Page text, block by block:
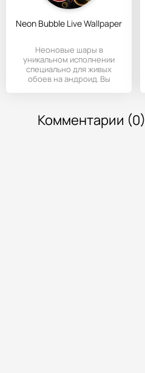
Neon Bubble Live Wallpaper
Неоновые шары в
уникальном исполнении
специально для живых
обоев на андроид. Вы
Комментарии (0)